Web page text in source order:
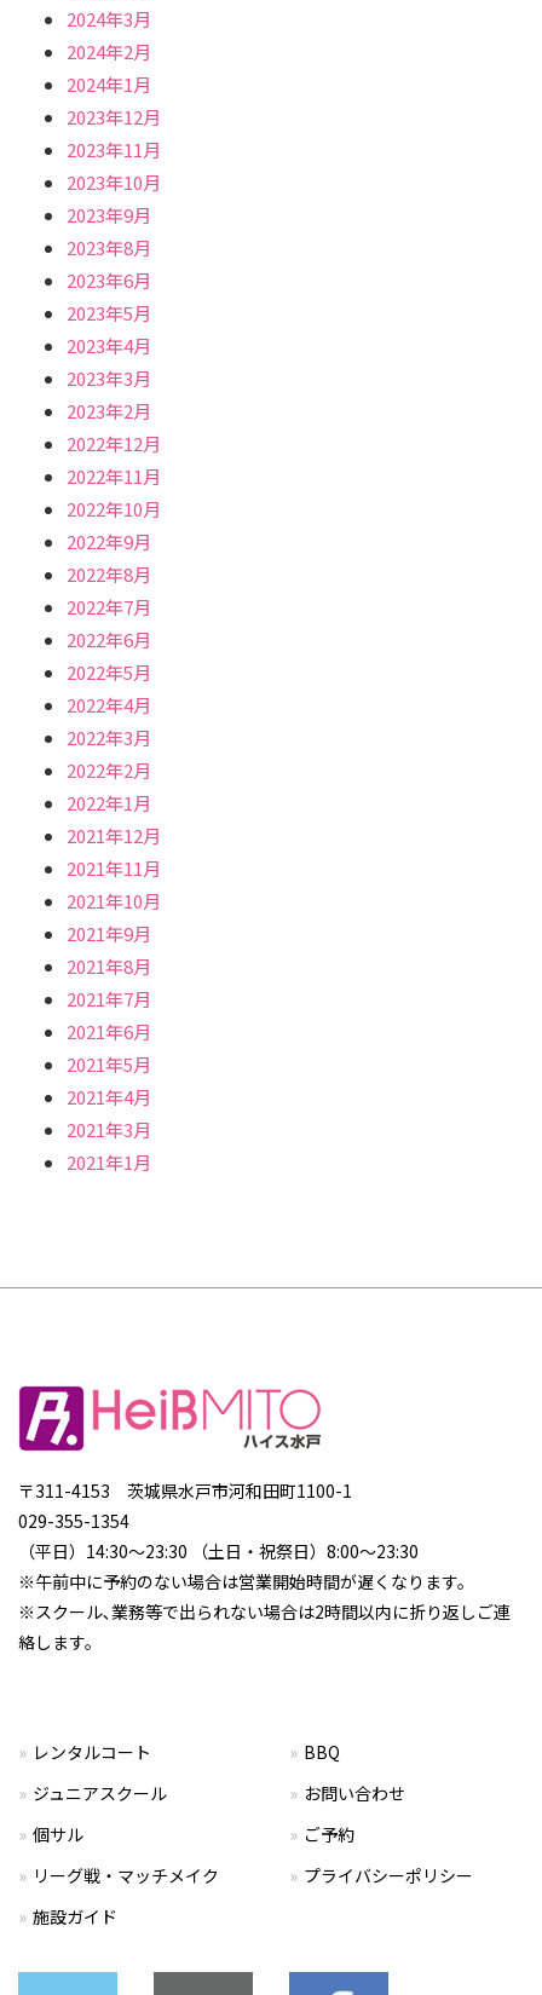
2024年3月
2024年2月
2024年1月
2023年12月
2023年11月
2023年10月
2023年9月
2023年8月
2023年6月
2023年5月
2023年4月
2023年3月
2023年2月
2022年12月
2022年11月
2022年10月
2022年9月
2022年8月
2022年7月
2022年6月
2022年5月
2022年4月
2022年3月
2022年2月
2022年1月
2021年12月
2021年11月
2021年10月
2021年9月
2021年8月
2021年7月
2021年6月
2021年5月
2021年4月
2021年3月
2021年1月
〒311-4153 茨城県水戸市河和田町1100-1
029-355-1354
（平日）14:30～23:30 （土日・祝祭日）8:00～23:30
※午前中に予約のない場合は営業開始時間が遅くなります。
※スクール､業務等で出られない場合は2時間以内に折り返しご連
絡します。
レンタルコート
ジュニアスクール
個サル
リーグ戦・マッチメイク
施設ガイド
BBQ
お問い合わせ
ご予約
プライバシーポリシー